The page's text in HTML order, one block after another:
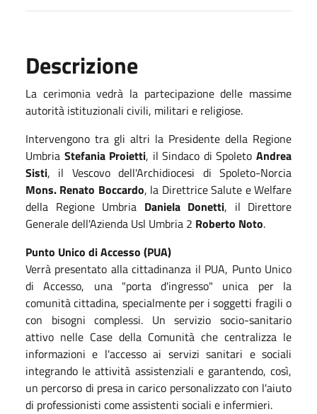
Descrizione
La cerimonia vedrà la partecipazione delle massime
autorità istituzionali civili, militari e religiose.
Intervengono tra gli altri la Presidente della Regione
Umbria Stefania Proietti, il Sindaco di SpoletoAndrea
Sisti, il Vescovo dell'Archidiocesi di Spoleto-Norcia
Mons. Renato Boccardo, la Direttrice Salute e Welfare
della Regione Umbria Daniela Donetti, il Direttore
Generale dell'Azienda Usl Umbria 2 Roberto Noto.
Punto Unico di Accesso (PUA)
Verrà presentato alla cittadinanza il PUA, Punto Unico
di Accesso, una "porta d'ingresso" unica per la
comunità cittadina, specialmente per i soggetti fragili o
con bisogni complessi. Un servizio socio-sanitario
attivo nelle Case della Comunità che centralizza le
informazioni e l'accesso ai servizi sanitari e sociali
integrando le attività assistenziali e garantendo, così,
un percorso di presa in carico personalizzato con l'aiuto
di professionisti come assistenti sociali e infermieri.